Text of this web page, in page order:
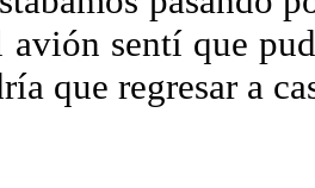
avión sentí que
que regresar a